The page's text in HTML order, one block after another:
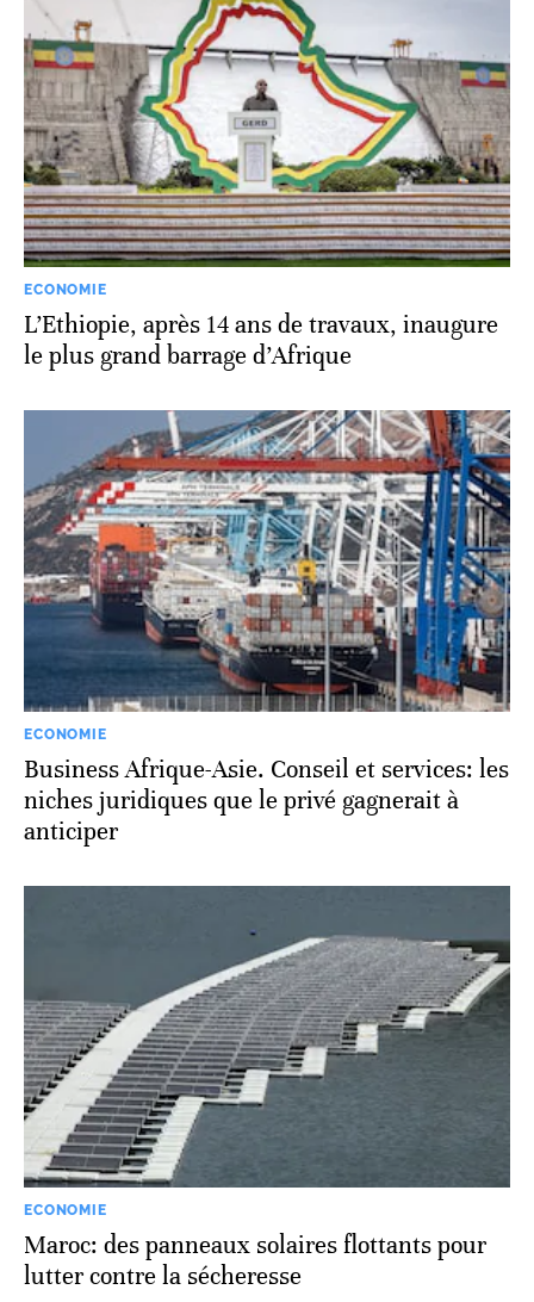
ECONOMIE
L’Ethiopie, après 14 ans de travaux, inaugure
le plus grand barrage d’Afrique
ECONOMIE
Business Afrique-Asie. Conseil et services: les
niches juridiques que le privé gagnerait à
anticiper
ECONOMIE
Maroc: des panneaux solaires flottants pour
lutter contre la sécheresse